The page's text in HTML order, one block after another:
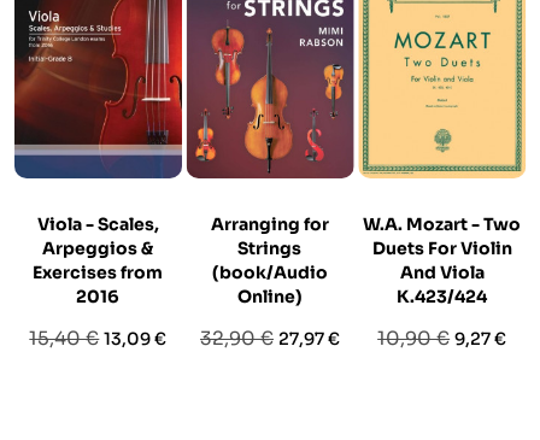
Viola - Scales,
Arpeggios &
Exercises from
2016
Prezzo
15,40 €Prezzo
13,09 €
Arranging for
Strings
(book/Audio
Online)
Prezzo
32,90 € Prezzo
27,97 €
W.A. Mozart - Two
Duets For Violin
And Viola
K.423/424
Prezzo
10,90 € Prezzo
9,27 €